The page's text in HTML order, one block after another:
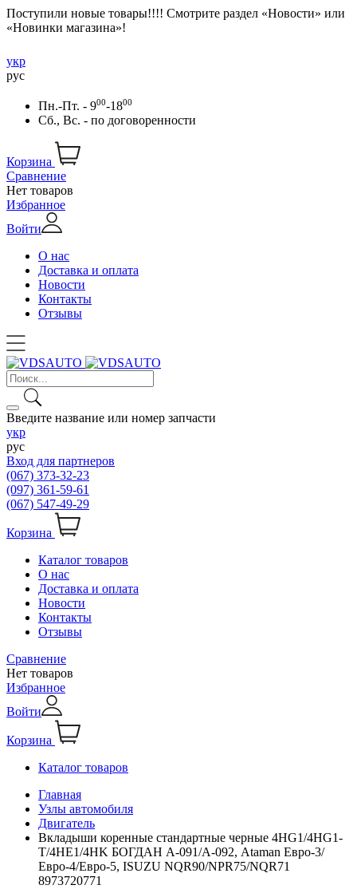
Поступили новые товары!!!! Смотрите раздел «Новости» или
«Новинки магазина»!
укр
рус
Пн.-Пт. - 900-1800
Сб., Вс. - по договоренности
Корзина
Сравнение
Нет товаров
Избранное
Войти
О нас
Доставка и оплата
Новости
Контакты
Отзывы
Введите название или номер запчасти
укр
рус
Вход для партнеров
(067) 373-32-23
(097) 361-59-61
(067) 547-49-29
Корзина
Каталог товаров
О нас
Доставка и оплата
Новости
Контакты
Отзывы
Сравнение
Нет товаров
Избранное
Войти
Корзина
Каталог товаров
Главная
Узлы автомобиля
Двигатель
Вкладыши коренные стандартные черные 4HG1/4HG1-
T/4HE1/4HK БОГДАН А-091/А-092, Ataman Евро-3/
Евро-4/Евро-5, ISUZU NQR90/NPR75/NQR71
8973720771